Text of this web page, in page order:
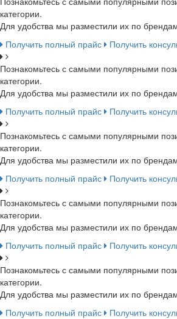
категории.
Для удобства мы разместили их по
Получить полный прайс
Получить
Познакомьтесь с самыми популярными
категории.
Для удобства мы разместили их по
Получить полный прайс
Получить
Познакомьтесь с самыми популярными
категории.
Для удобства мы разместили их по
Получить полный прайс
Получить
Познакомьтесь с самыми популярными
категории.
Для удобства мы разместили их по
Получить полный прайс
Получить
Познакомьтесь с самыми популярными
категории.
Для удобства мы разместили их по
Получить полный прайс
Получить